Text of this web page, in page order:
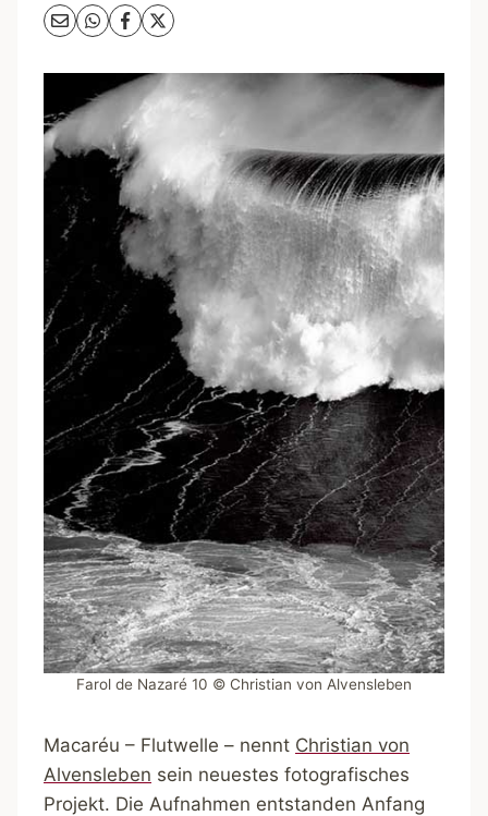
Farol de Nazaré 10 © Christian von Alvensleben
Macaréu – Flutwelle – nennt Christian von
Alvensleben sein neuestes fotografisches
Projekt. Die Aufnahmen entstanden Anfang